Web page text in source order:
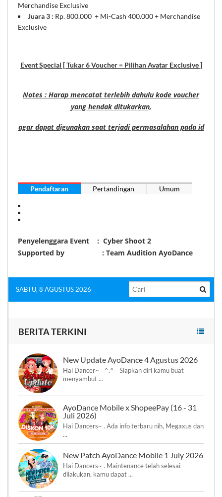
Merchandise Exclusive
Juara 3 : Rp. 800.000 + Mi-Cash 400.000 + Merchandise
Exclusive
Event Special [ Tukar 6 Voucher = Pilihan Avatar Exclusive ]
Notes : Harap mencatat terlebih dahulu kode voucher
yang hendak ditukarkan,
agar dapat digunakan saat terjadi permasalahan pada id
Pendaftaran Pertandingan Umum
Penyelenggara Event : Cyber Shoot 2
Supported by : Team Audition AyoDance
SABTU, 8 AGUSTUS 2026
BERITA TERKINI
New Update AyoDance 4 Agustus 2026
Hai Dancer~ =^.^= Siapkan diri kamu buat
menyambut ...
AyoDance Mobile x ShopeePay (16 - 31
Juli 2026)
Hai Dancers~ . Ada info terbaru nih, Megaxus dan
...
New Patch AyoDance Mobile 1 July 2026
Hai Dancers~ . Maintenance telah selesai
dilakukan, kamu dapat ...